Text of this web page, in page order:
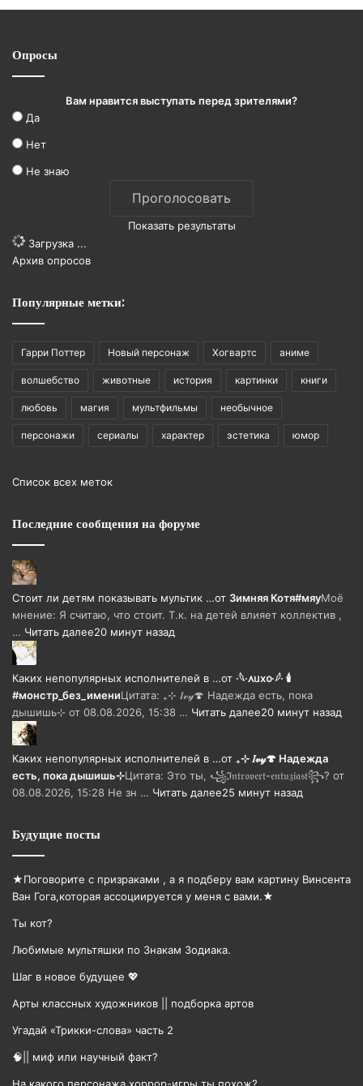
Опросы
Вам нравится выступать перед зрителями?
Да
Нет
Не знаю
Показать результаты
Загрузка ...
Архив опросов
Популярные метки:
Гарри Поттер Новый персонаж Хогвартс аниме
волшебство животные история картинки книги
любовь магия мультфильмы необычное
персонажи сериалы характер эстетика юмор
Список всех меток
Последние сообщения на форуме
Стоит ли детям показывать мультик …от Зимняя Котя#мяуМоё
мнение: Я считаю, что стоит. Т.к. на детей влияет коллектив ,
… Читать далее20 минут назад
Каких непопулярных исполнителей в …от ·𓆩·᧘ᥙх᧐·𓆪· 🕯
#монстр_без_имениЦитата: ₊⊹ 𝐼𝓋𝓎🍄 Надежда есть, пока
дышишь⊹ от 08.08.2026, 15:38 … Читать далее20 минут назад
Каких непопулярных исполнителей в …от ₊⊹ 𝐼𝓋𝓎🍄 Надежда
есть, пока дышишь⊹Цитата: Это ты, ꧁ℑ𝔫𝔱𝔯𝔬𝔳𝔢𝔯𝔱-𝔢𝔫𝔱𝔲𝔷𝔦𝔞𝔰𝔱꧂? от
08.08.2026, 15:28 Не зн … Читать далее25 минут назад
Будущие посты
★Поговорите с призраками , а я подберу вам картину Винсента
Ван Гога,которая ассоциируется у меня с вами.★
Ты кот?
Любимые мультяшки по Знакам Зодиака.
Шаг в новое будущее 💖
Арты классных художников || подборка артов
Угадай «Трикки-слова» часть 2
🧠|| миф или научный факт?